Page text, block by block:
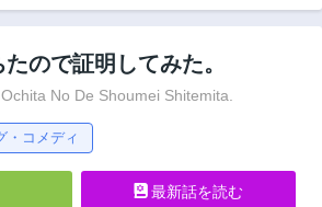
ので証明してみた。
No De Shoumei Shitemita.
・コメディ
最新話を読む